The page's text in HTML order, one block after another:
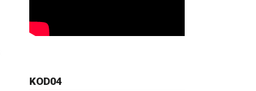
KOD04